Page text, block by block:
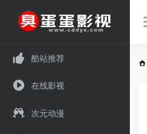
酷站推荐
在线影视
次元动漫